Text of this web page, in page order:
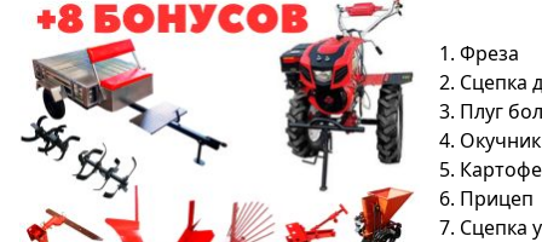
1. Фреза
2. Сцепка
3. Плуг
4. Окучник
5.
6. Прицеп
7. Сцепка